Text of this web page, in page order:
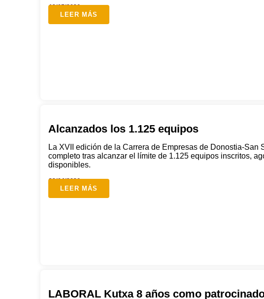
12/05/2026
LEER MÁS
Alcanzados los 1.125 equipos
La XVII edición de la Carrera de Empresas de Donostia-San
completo tras alcanzar el límite de 1.125 equipos inscritos,
disponibles.
22/04/2026
LEER MÁS
LABORAL Kutxa 8 años como